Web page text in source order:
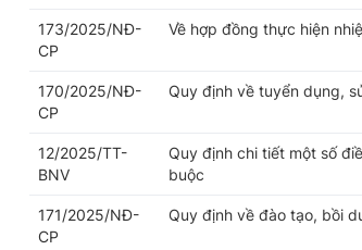
173/2025/NĐ-
CP
Về hợp đồng thực hiện
170/2025/NĐ-
CP
Quy định về tuyển dụng,
12/2025/TT-
BNV
Quy định chi tiết một số
buộc
171/2025/NĐ-
CP
Quy định về đào tạo, bồi